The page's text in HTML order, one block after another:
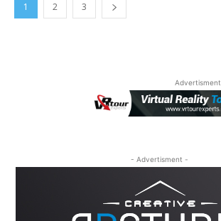
1 2 3
Advertisment
- Advertisment -